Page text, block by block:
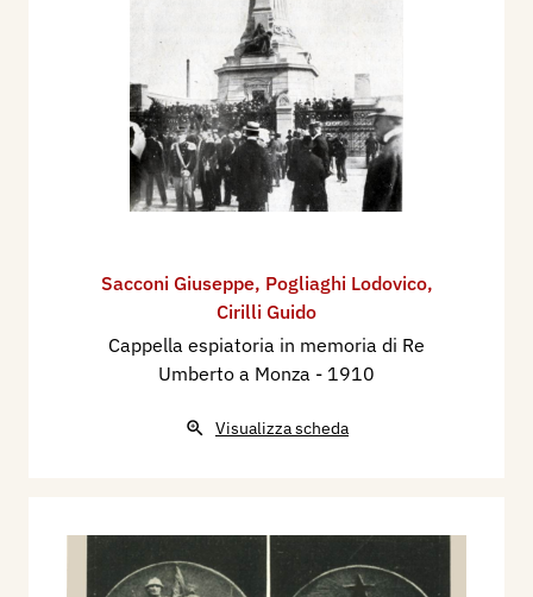
Sacconi Giuseppe, Pogliaghi Lodovico,
Cirilli Guido
Cappella espiatoria in memoria di Re
Umberto a Monza - 1910
Visualizza scheda